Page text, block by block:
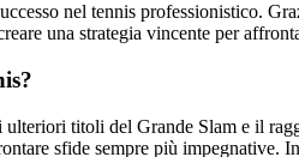
nel tennis professionistico.
una strategia vincente per
titoli del Grande Slam e il
sfide sempre più impegnative.